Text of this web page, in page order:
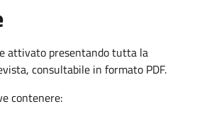
attivato presentando tutta la
consultabile in formato PDF.
contenere: